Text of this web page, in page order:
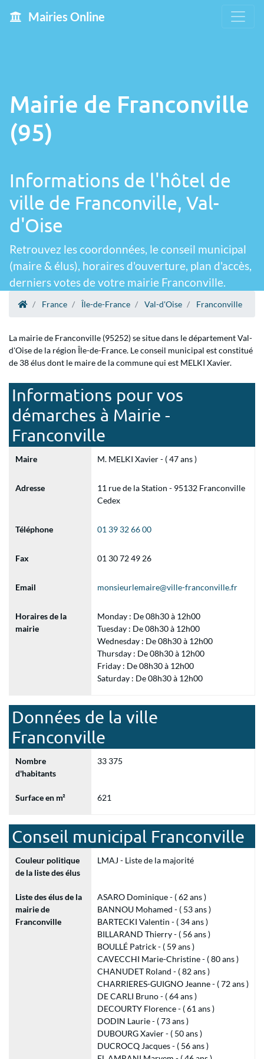
Mairies Online
Mairie de Franconville
(95)
Informations de l'hôtel de
ville de Franconville, Val-
d'Oise
Retrouvez les coordonnées, le conseil municipal
(maire & élus), horaires d'ouverture, plan d'accès,
derniers votes de votre mairie Franconville.
France Île-de-France Val-d'Oise Franconville
La mairie de Franconville (95252) se situe dans le département Val-
d'Oise de la région Île-de-France. Le conseil municipal est constitué
de 38 élus dont le maire de la commune qui est MELKI Xavier.
Informations pour vos
démarches à Mairie -
Franconville
Maire M. MELKI Xavier - ( 47 ans )
Adresse
11 rue de la Station - 95132 Franconville
Cedex
Téléphone 01 39 32 66 00
Fax 01 30 72 49 26
Email monsieurlemaire@ville-franconville.fr
Horaires de la
mairie
Monday : De 08h30 à 12h00
Tuesday : De 08h30 à 12h00
Wednesday : De 08h30 à 12h00
Thursday : De 08h30 à 12h00
Friday : De 08h30 à 12h00
Saturday : De 08h30 à 12h00
Données de la ville
Franconville
Nombre
d'habitants
33 375
Surface en m² 621
Conseil municipal Franconville
Couleur politique
de la liste des élus
LMAJ - Liste de la majorité
Liste des élus de la
mairie de
Franconville
ASARO Dominique - ( 62 ans )
BANNOU Mohamed - ( 53 ans )
BARTECKI Valentin - ( 34 ans )
BILLARAND Thierry - ( 56 ans )
BOULLÉ Patrick - ( 59 ans )
CAVECCHI Marie-Christine - ( 80 ans )
CHANUDET Roland - ( 82 ans )
CHARRIERES-GUIGNO Jeanne - ( 72 ans )
DE CARLI Bruno - ( 64 ans )
DECOURTY Florence - ( 61 ans )
DODIN Laurie - ( 73 ans )
DUBOURG Xavier - ( 50 ans )
DUCROCQ Jacques - ( 56 ans )